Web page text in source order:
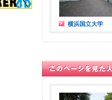
横浜国立大学